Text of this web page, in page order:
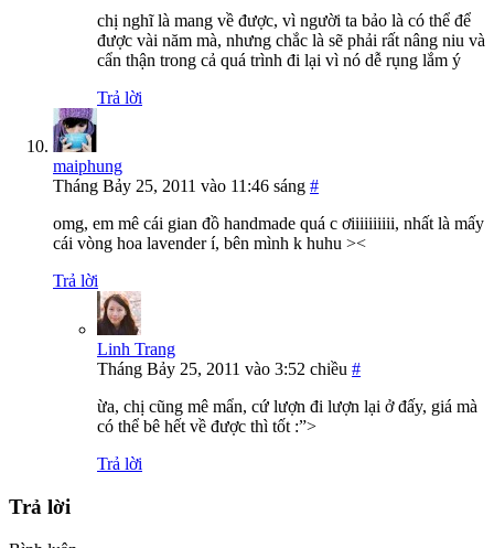
chị nghĩ là mang về được, vì người ta bảo là có thể để
được vài năm mà, nhưng chắc là sẽ phải rất nâng niu và
cẩn thận trong cả quá trình đi lại vì nó dễ rụng lắm ý
Trả lời
maiphung
Tháng Bảy 25, 2011 vào 11:46 sáng #
omg, em mê cái gian đồ handmade quá c ơiiiiiiiiii, nhất là mấy
cái vòng hoa lavender í, bên mình k huhu ><
Trả lời
Linh Trang
Tháng Bảy 25, 2011 vào 3:52 chiều #
ừa, chị cũng mê mẩn, cứ lượn đi lượn lại ở đấy, giá mà
có thể bê hết về được thì tốt :”>
Trả lời
Trả lời